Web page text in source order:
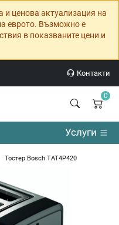
ценова актуализация на
еврото. Възможно е
в показваните цени и
Контакти
0
Услуги
Тостер Bosch TAT4P420